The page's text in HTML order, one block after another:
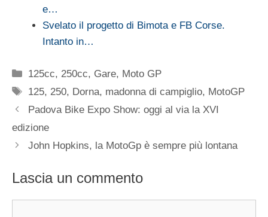
e…
Svelato il progetto di Bimota e FB Corse.
Intanto in…
Categorie
125cc, 250cc, Gare, Moto GP
Tag
125, 250, Dorna, madonna di campiglio, MotoGP
Padova Bike Expo Show: oggi al via la XVI
edizione
John Hopkins, la MotoGp è sempre più lontana
Lascia un commento